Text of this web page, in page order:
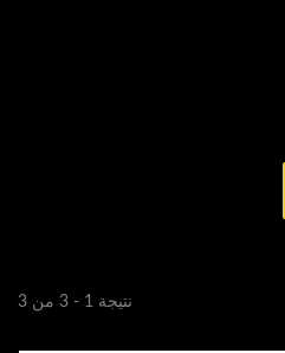
نتيجة 1 - 3 من 3